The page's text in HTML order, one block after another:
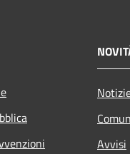
Avvisi